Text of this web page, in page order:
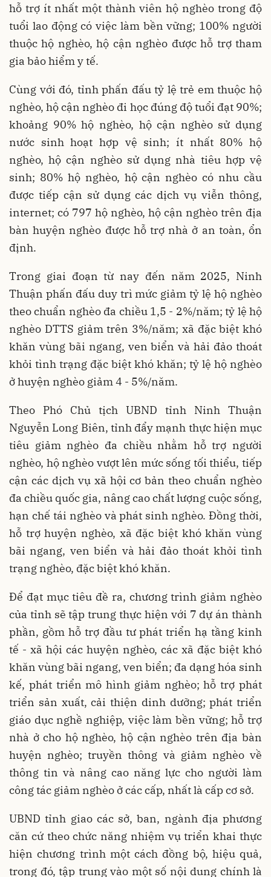
hỗ trợ ít nhất một thành viên hộ nghèo trong độ
tuổi lao động có việc làm bền vững; 100% người
thuộc hộ nghèo, hộ cận nghèo được hỗ trợ tham
gia bảo hiểm y tế.
Cùng với đó, tỉnh phấn đấu tỷ lệ trẻ em thuộc hộ
nghèo, hộ cận nghèo đi học đúng độ tuổi đạt 90%;
khoảng 90% hộ nghèo, hộ cận nghèo sử dụng
nước sinh hoạt hợp vệ sinh; ít nhất 80% hộ
nghèo, hộ cận nghèo sử dụng nhà tiêu hợp vệ
sinh; 80% hộ nghèo, hộ cận nghèo có nhu cầu
được tiếp cận sử dụng các dịch vụ viễn thông,
internet; có 797 hộ nghèo, hộ cận nghèo trên địa
bàn huyện nghèo được hỗ trợ nhà ở an toàn, ổn
định.
Trong giai đoạn từ nay đến năm 2025, Ninh
Thuận phấn đấu duy trì mức giảm tỷ lệ hộ nghèo
theo chuẩn nghèo đa chiều 1,5 - 2%/năm; tỷ lệ hộ
nghèo DTTS giảm trên 3%/năm; xã đặc biệt khó
khăn vùng bãi ngang, ven biển và hải đảo thoát
khỏi tình trạng đặc biệt khó khăn; tỷ lệ hộ nghèo
ở huyện nghèo giảm 4 - 5%/năm.
Theo Phó Chủ tịch UBND tỉnh Ninh Thuận
Nguyễn Long Biên, tỉnh đẩy mạnh thực hiện mục
tiêu giảm nghèo đa chiều nhằm hỗ trợ người
nghèo, hộ nghèo vượt lên mức sống tối thiểu, tiếp
cận các dịch vụ xã hội cơ bản theo chuẩn nghèo
đa chiều quốc gia, nâng cao chất lượng cuộc sống,
hạn chế tái nghèo và phát sinh nghèo. Đồng thời,
hỗ trợ huyện nghèo, xã đặc biệt khó khăn vùng
bãi ngang, ven biển và hải đảo thoát khỏi tình
trạng nghèo, đặc biệt khó khăn.
Để đạt mục tiêu đề ra, chương trình giảm nghèo
của tỉnh sẽ tập trung thực hiện với 7 dự án thành
phần, gồm hỗ trợ đầu tư phát triển hạ tầng kinh
tế - xã hội các huyện nghèo, các xã đặc biệt khó
khăn vùng bãi ngang, ven biển; đa dạng hóa sinh
kế, phát triển mô hình giảm nghèo; hỗ trợ phát
triển sản xuất, cải thiện dinh dưỡng; phát triển
giáo dục nghề nghiệp, việc làm bền vững; hỗ trợ
nhà ở cho hộ nghèo, hộ cận nghèo trên địa bàn
huyện nghèo; truyền thông và giảm nghèo về
thông tin và nâng cao năng lực cho người làm
công tác giảm nghèo ở các cấp, nhất là cấp cơ sở.
UBND tỉnh giao các sở, ban, ngành địa phương
căn cứ theo chức năng nhiệm vụ triển khai thực
hiện chương trình một cách đồng bộ, hiệu quả,
trong đó, tập trung vào một số nội dung chính là